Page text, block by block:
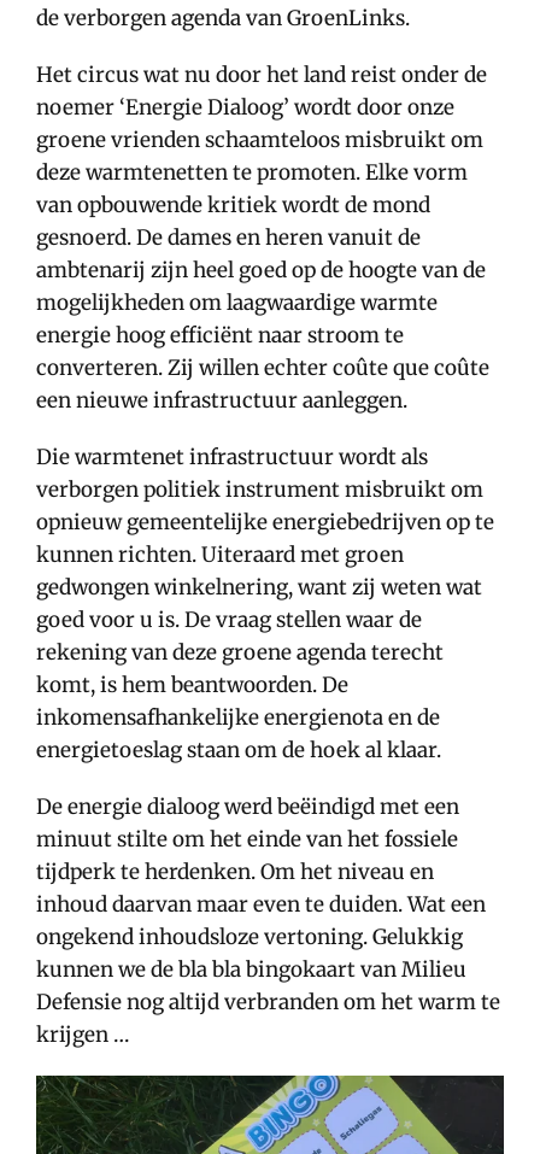
de verborgen agenda van GroenLinks.
Het circus wat nu door het land reist onder de
noemer ‘Energie Dialoog’ wordt door onze
groene vrienden schaamteloos misbruikt om
deze warmtenetten te promoten. Elke vorm
van opbouwende kritiek wordt de mond
gesnoerd. De dames en heren vanuit de
ambtenarij zijn heel goed op de hoogte van de
mogelijkheden om laagwaardige warmte
energie hoog efficiënt naar stroom te
converteren. Zij willen echter coûte que coûte
een nieuwe infrastructuur aanleggen.
Die warmtenet infrastructuur wordt als
verborgen politiek instrument misbruikt om
opnieuw gemeentelijke energiebedrijven op te
kunnen richten. Uiteraard met groen
gedwongen winkelnering, want zij weten wat
goed voor u is. De vraag stellen waar de
rekening van deze groene agenda terecht
komt, is hem beantwoorden. De
inkomensafhankelijke energienota en de
energietoeslag staan om de hoek al klaar.
De energie dialoog werd beëindigd met een
minuut stilte om het einde van het fossiele
tijdperk te herdenken. Om het niveau en
inhoud daarvan maar even te duiden. Wat een
ongekend inhoudsloze vertoning. Gelukkig
kunnen we de bla bla bingokaart van Milieu
Defensie nog altijd verbranden om het warm te
krijgen …